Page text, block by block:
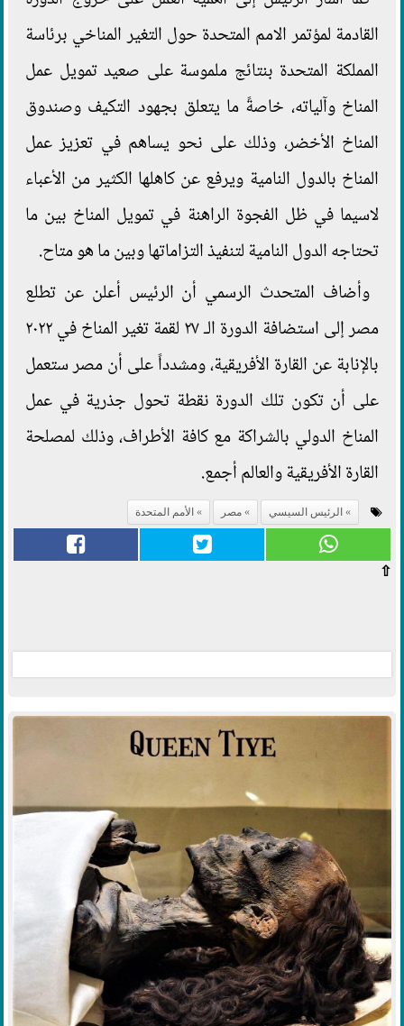
القادمة لمؤتمر الامم المتحدة حول التغير المناخي برئاسة
المملكة المتحدة بنتائج ملموسة على صعيد تمويل عمل
المناخ وآلياته، خاصةً ما يتعلق بجهود التكيف وصندوق
المناخ الأخضر، وذلك على نحو يساهم في تعزيز عمل
المناخ بالدول النامية ويرفع عن كاهلها الكثير من الأعباء
لاسيما في ظل الفجوة الراهنة في تمويل المناخ بين ما
تحتاجه الدول النامية لتنفيذ التزاماتها وبين ما هو متاح.
وأضاف المتحدث الرسمي أن الرئيس أعلن عن تطلع
مصر إلى استضافة الدورة الـ ۲۷ لقمة تغير المناخ في ۲۰۲۲
بالإنابة عن القارة الأفريقية، ومشدداً على أن مصر ستعمل
على أن تكون تلك الدورة نقطة تحول جذرية في عمل
المناخ الدولي بالشراكة مع كافة الأطراف، وذلك لمصلحة
القارة الأفريقية والعالم أجمع.
الرئيس السيسي مصر الأمم المتحدة
⇧